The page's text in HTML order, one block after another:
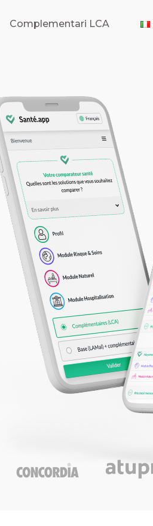
Complementari LCA